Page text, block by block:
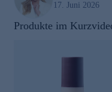
17. Juni 2026
Produkte im